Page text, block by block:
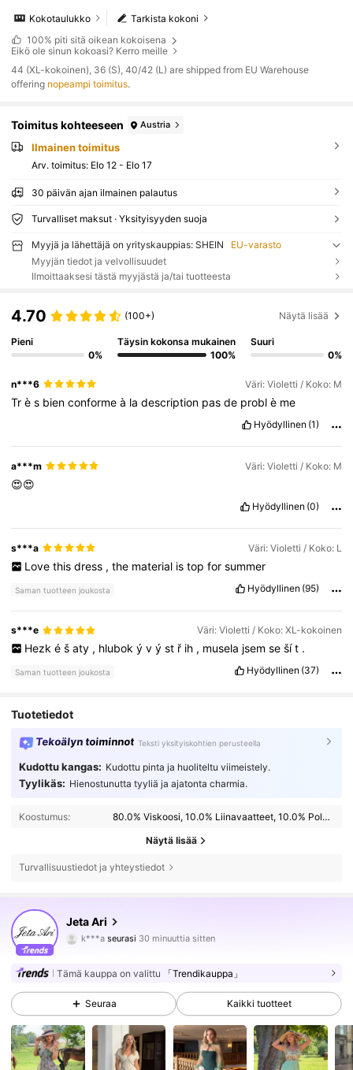
Tarkista kokoni
Kokotaulukko
100% piti sitä oikean kokoisena
Eikö ole sinun kokoasi? Kerro meille
​44 (XL-kokoinen), 36 (S), 40/42 (L) are shipped from EU Warehouse
offering nopeampi toimitus.
Toimitus kohteeseen Austria
Ilmainen toimitus
Arv. toimitus: Elo 12 - Elo 17
30 päivän ajan ilmainen palautus
Turvalliset maksut · Yksityisyyden suoja
Myyjä ja lähettäjä on yrityskauppias: SHEIN
EU-varasto
Myyjän tiedot ja velvollisuudet
Ilmoittaaksesi tästä myyjästä ja/tai tuotteesta
4.70 (100+) Näytä lisää
Pieni
0%
Täysin kokonsa mukainen
100%
Suuri
0%
n***6 Väri: Violetti / Koko: M
Très bienconformeà ladescription pasde problè me
Hyödyllinen (1)
a***m Väri: Violetti / Koko: M
😍😍
Hyödyllinen (0)
s***a Väri: Violetti / Koko: L
Love this dress , the material is top for summer
Saman tuotteen joukosta Hyödyllinen (95)
s***e Väri: Violetti / Koko: XL-kokoinen
Hezk é š aty , hlubok ý v ý st ř ih , musela jsem se šít .
Saman tuotteen joukosta Hyödyllinen (37)
Tuotetiedot
Tekoälyn toiminnot Teksti yksityiskohtien perusteella
Kudottu kangas: Kudottu pinta ja huoliteltu viimeistely.
Tyylikäs: Hienostunutta tyyliä ja ajatonta charmia.
Koostumus: 80.0% Viskoosi, 10.0% Liinavaatteet, 10.0% Polyamidi
Näytä lisää
Turvallisuustiedot ja yhteystiedot
Jeta Ari
k***aseurasi
h***6 selailee
4.77 110K Seuraajat
4.77 110K Seuraajat
Tämä kauppa on valittu 「Trendikauppa」
Seuraa Kaikki tuotteet